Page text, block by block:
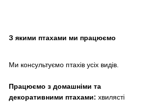
З якими птахами ми працюємо
Ми консультуємо птахів усіх видів.
Працюємо з домашніми та
декоративними птахами: хвилясті